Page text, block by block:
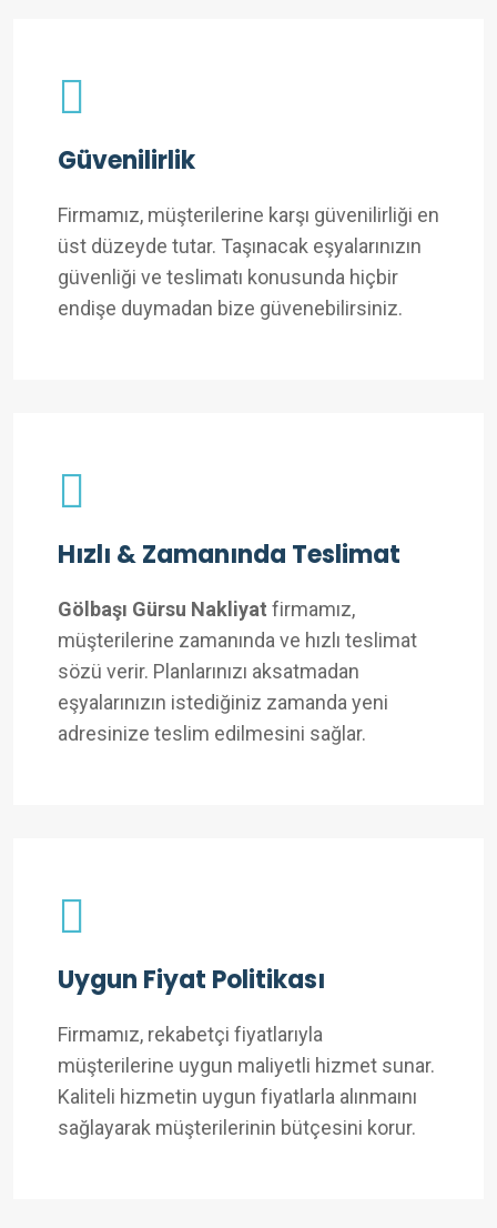
Güvenilirlik
Firmamız, müşterilerine karşı güvenilirliği en
üst düzeyde tutar. Taşınacak eşyalarınızın
güvenliği ve teslimatı konusunda hiçbir
endişe duymadan bize güvenebilirsiniz.
Hızlı & Zamanında Teslimat
Gölbaşı Gürsu Nakliyat firmamız,
müşterilerine zamanında ve hızlı teslimat
sözü verir. Planlarınızı aksatmadan
eşyalarınızın istediğiniz zamanda yeni
adresinize teslim edilmesini sağlar.
Uygun Fiyat Politikası
Firmamız, rekabetçi fiyatlarıyla
müşterilerine uygun maliyetli hizmet sunar.
Kaliteli hizmetin uygun fiyatlarla alınmaını
sağlayarak müşterilerinin bütçesini korur.